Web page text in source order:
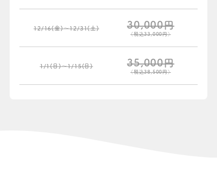
12/16(金)〜12/31(土) 30,000円
（税込33,000円）
1/1(日)〜1/15(日) 35,000円
（税込38,500円）